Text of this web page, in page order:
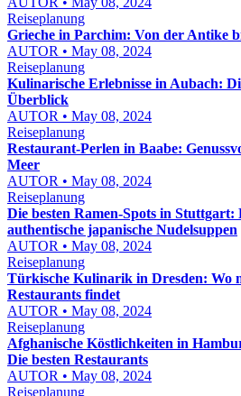
Reiseplanung
Grieche in Parchim: Von der Antike
AUTOR • May 08, 2024
Reiseplanung
Kulinarische Erlebnisse in Aubach:
Überblick
AUTOR • May 08, 2024
Reiseplanung
Restaurant-Perlen in Baabe:
Meer
AUTOR • May 08, 2024
Reiseplanung
Die besten Ramen-Spots in
authentische japanische Nudelsuppen
AUTOR • May 08, 2024
Reiseplanung
Türkische Kulinarik in Dresden: Wo
Restaurants findet
AUTOR • May 08, 2024
Reiseplanung
Afghanische Köstlichkeiten in
Die besten Restaurants
AUTOR • May 08, 2024
Reiseplanung